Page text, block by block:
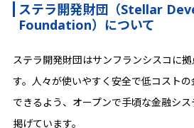
ステラ開発財団（Stellar
Foundation）について
ステラ開発財団はサンフランシスコに
す。人々が使いやすく安全で低コスト
できるよう、オープンで手頃な金融シ
掲げています。